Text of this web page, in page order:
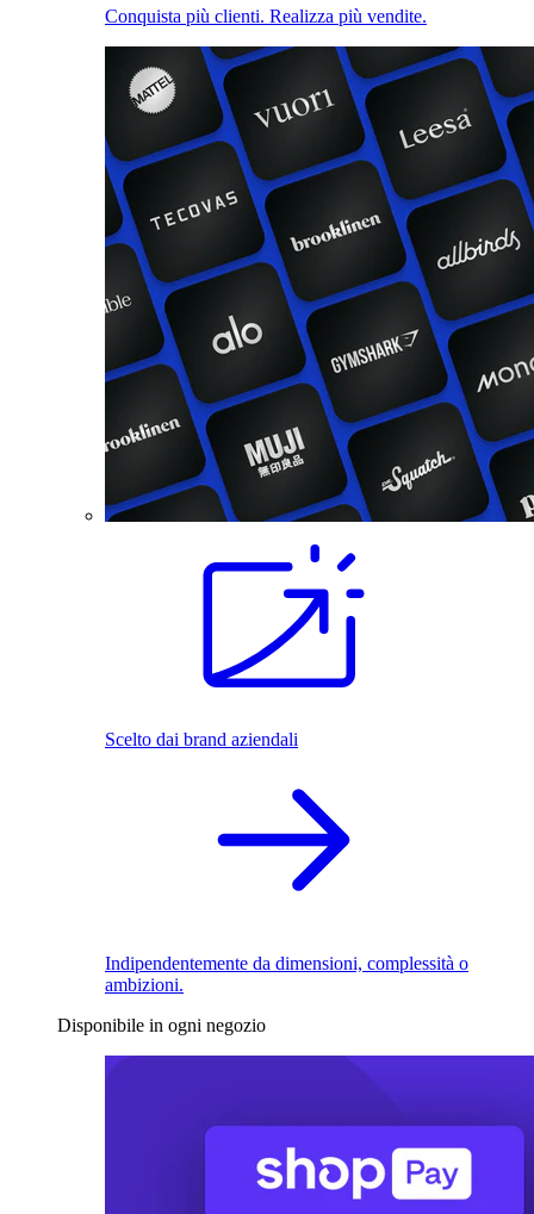
Conquista più clienti. Realizza più vendite.
Scelto dai brand aziendali
Indipendentemente da dimensioni, complessità o
ambizioni.
Disponibile in ogni negozio